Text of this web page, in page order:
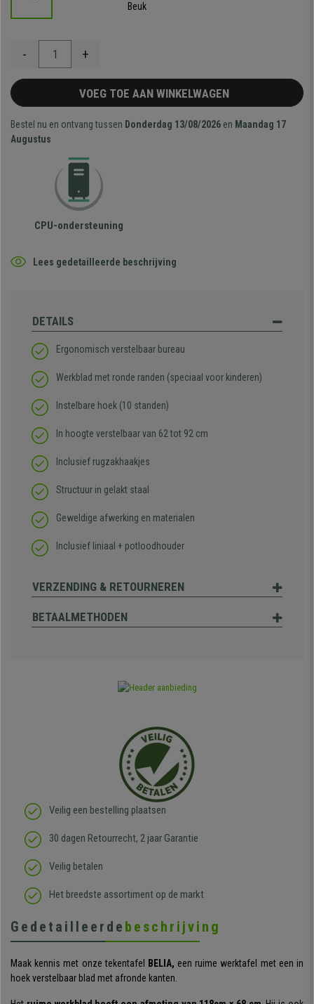
Beuk
- +
VOEG TOE AAN WINKELWAGEN
Bestel nu en ontvang tussen Donderdag 13/08/2026 en Maandag 17
Augustus
CPU-ondersteuning
Lees gedetailleerde beschrijving
DETAILS
Ergonomisch verstelbaar bureau
Werkblad met ronde randen (speciaal voor kinderen)
Instelbare hoek (10 standen)
In hoogte verstelbaar van 62 tot 92 cm
Inclusief rugzakhaakjes
Structuur in gelakt staal
Geweldige afwerking en materialen
Inclusief liniaal + potloodhouder
VERZENDING & RETOURNEREN
BETAALMETHODEN
Veilig een bestelling plaatsen
30 dagen Retourrecht, 2 jaar Garantie
Veilig betalen
Het breedste assortiment op de markt
Gedetailleerde beschrijving
Maak kennis met onze tekentafel BELIA, een ruime werktafel met een in
hoek verstelbaar blad met afronde kanten.